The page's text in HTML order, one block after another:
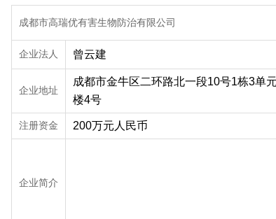
成都市高瑞优有害生物防治有限公司
企业法人 曾云建
企业地址
成都市金牛区二环路北一段10号1栋3单
楼4号
注册资金 200万元人民币
企业简介